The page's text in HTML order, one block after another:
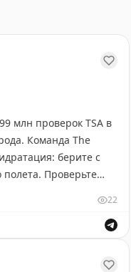
млн проверок TSA в
Команда The
берите с
Проверьте
И помните:
22